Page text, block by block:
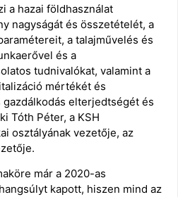
a hazai földhasználat
nagyságát és összetételét, a
a talajművelés és
és a
tudnivalókat, valamint a
mértékét és
elterjedtségét és
Tóth Péter, a KSH
osztályának vezetője, az
már a 2020-as
kapott, hiszen mind az